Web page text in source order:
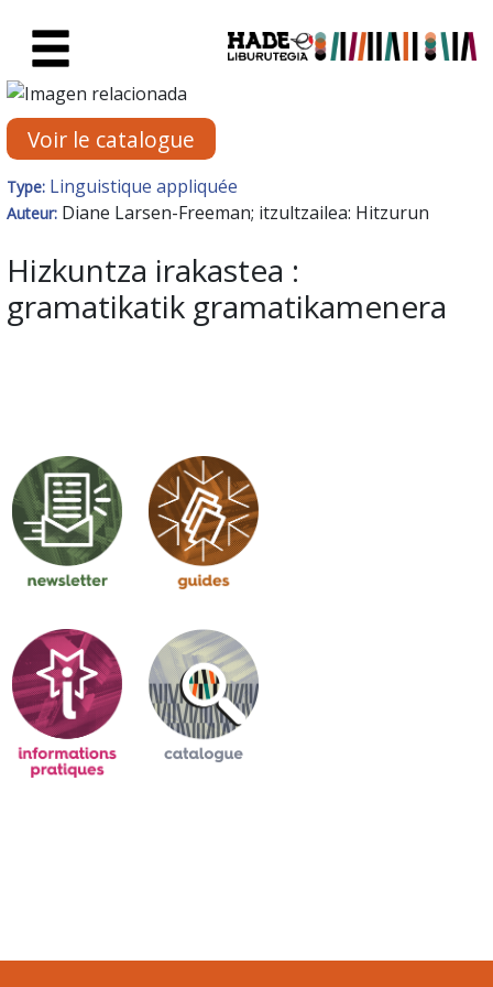
Fiche de Nouveaux Livres -
Voir le catalogue
Type: Linguistique appliquée
Auteur: Diane Larsen-Freeman; itzultzailea: Hitzurun
Hizkuntza irakastea :
gramatikatik gramatikamenera